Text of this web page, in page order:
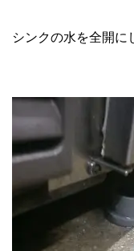
シンクの水を全開に